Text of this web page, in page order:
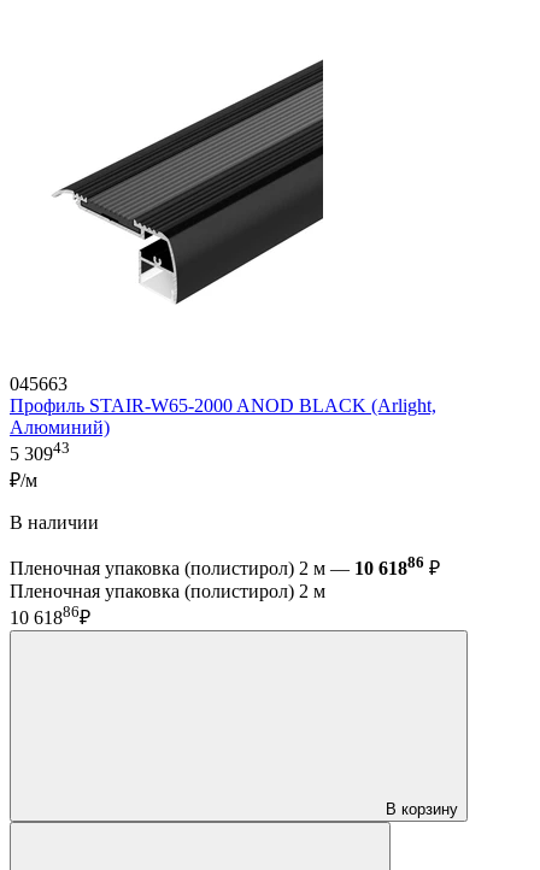
045663
Профиль STAIR-W65-2000 ANOD BLACK (Arlight,
Алюминий)
5 30943
₽/м
В наличии
Пленочная упаковка (полистирол) 2 м — 10 61886 ₽
Пленочная упаковка (полистирол) 2 м
10 61886₽
В корзину